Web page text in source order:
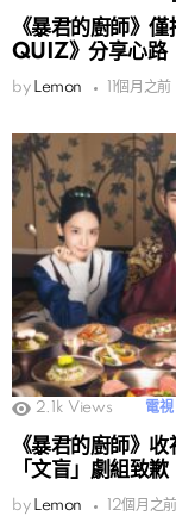
《暴君的廚師》
QUIZ》分享心路
by Lemon 11個月之前
2.1k Views 電視
《暴君的廚師》
「文盲」劇組致歉
by Lemon 12個月之前